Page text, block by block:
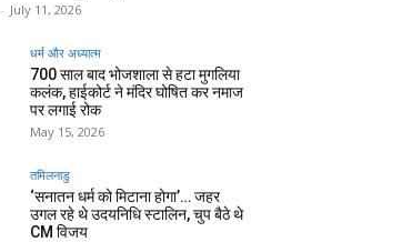
- July 11, 2026
धर्म और अध्यात्म
700 साल बाद भोजशाला से हटा मुगलिया
कलंक, हाईकोर्ट ने मंदिर घोषित कर नमाज
पर लगाई रोक
May 15, 2026
तमिलनाडु
‘सनातन धर्म को मिटाना होगा’… जहर
उगल रहे थे उदयनिधि स्टालिन, चुप बैठे थे
CM विजय